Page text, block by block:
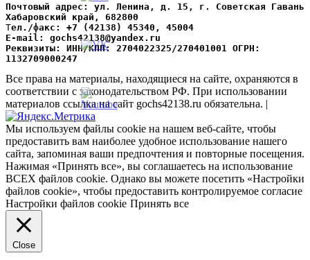
Почтовый адрес: ул. Ленина, д. 15, г. Советская Гавань
Хабаровский край, 682800
Тел./факс: +7 (42138) 45340, 45004
Е-mail: gochs42138@yandex.ru
Реквизиты: ИНН/КПП: 2704022325/270401001 ОГРН:
1132709000247
Все права на материалы, находящиеся на сайте, охраняются в
соответствии с законодательством РФ. При использовании
материалов ссылка на сайт gochs42138.ru обязательна. |
Мы используем файлы cookie на нашем веб-сайте, чтобы
предоставить вам наиболее удобное использование нашего
сайта, запоминая ваши предпочтения и повторные посещения.
Нажимая «Принять все», вы соглашаетесь на использование
ВСЕХ файлов cookie. Однако вы можете посетить «Настройки
файлов cookie», чтобы предоставить контролируемое согласие
Настройки файлов cookie Принять все
Close